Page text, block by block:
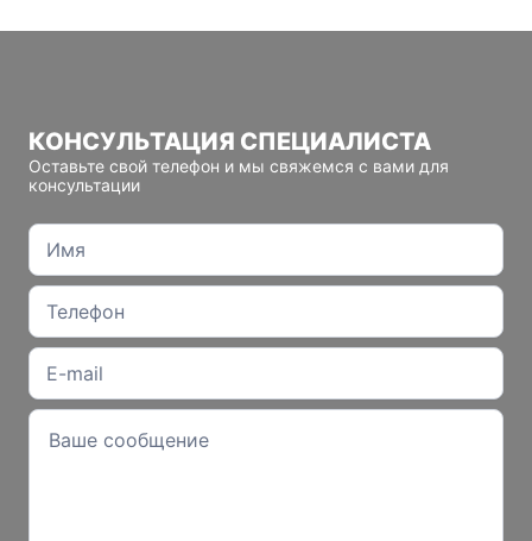
КОНСУЛЬТАЦИЯ СПЕЦИАЛИСТА
Оставьте свой телефон и мы свяжемся с вами для
консультации